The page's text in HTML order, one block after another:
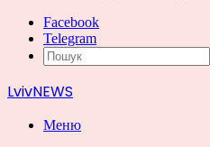
Facebook
Telegram
LvivNEWS
Меню